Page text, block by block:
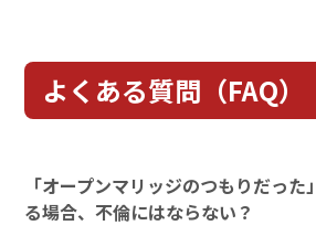
よくある質問（FAQ）
「オープンマリッジのつもりだっ
る場合、不倫にはならない？